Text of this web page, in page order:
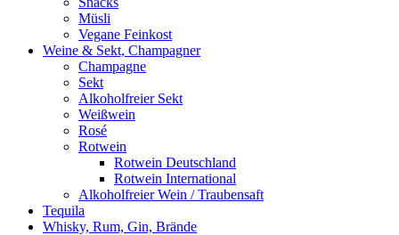
Müsli
Vegane Feinkost
Weine & Sekt, Champagner
Champagne
Sekt
Alkoholfreier Sekt
Weißwein
Rosé
Rotwein
Rotwein Deutschland
Rotwein International
Alkoholfreier Wein / Traubensaft
Tequila
Whisky, Rum, Gin, Brände